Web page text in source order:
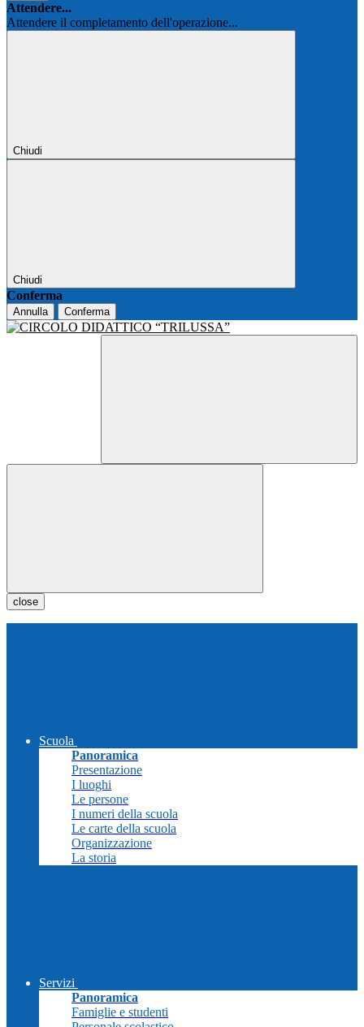
Attendere...
Attendere il completamento dell'operazione...
Chiudi
Chiudi
Conferma
Annulla Conferma
close
Scuola
Panoramica
Presentazione
I luoghi
Le persone
I numeri della scuola
Le carte della scuola
Organizzazione
La storia
Servizi
Panoramica
Famiglie e studenti